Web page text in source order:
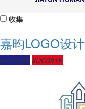
收集
嘉昀LOGO设计
#1D2089 #DC081F